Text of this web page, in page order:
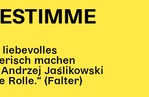
2025/26
Wien
liebevolles
machen
Jaślikowski
Rolle.“ (Falter)